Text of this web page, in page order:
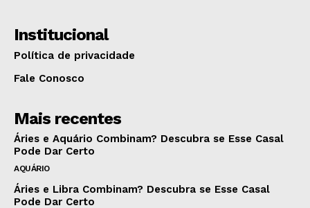
Institucional
Política de privacidade
Fale Conosco
Mais recentes
Áries e Aquário Combinam? Descubra se Esse Casal
Pode Dar Certo
AQUÁRIO
Áries e Libra Combinam? Descubra se Esse Casal
Pode Dar Certo